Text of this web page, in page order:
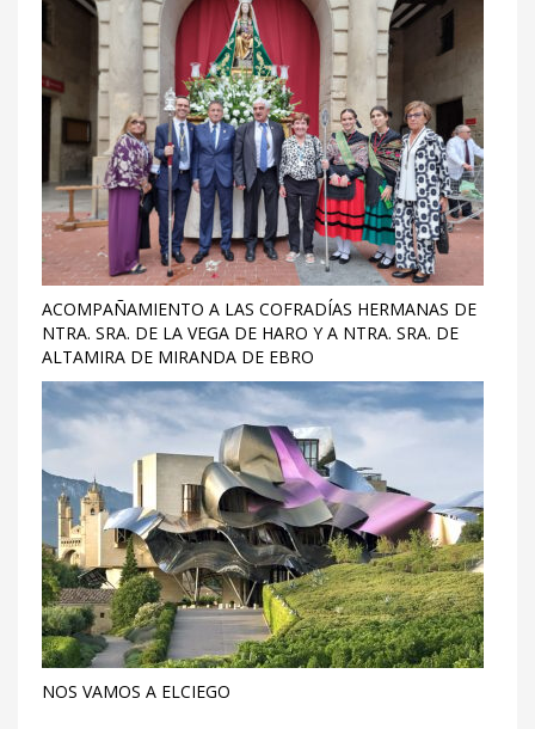
ACOMPAÑAMIENTO A LAS COFRADÍAS HERMANAS DE
NTRA. SRA. DE LA VEGA DE HARO Y A NTRA. SRA. DE
ALTAMIRA DE MIRANDA DE EBRO
NOS VAMOS A ELCIEGO